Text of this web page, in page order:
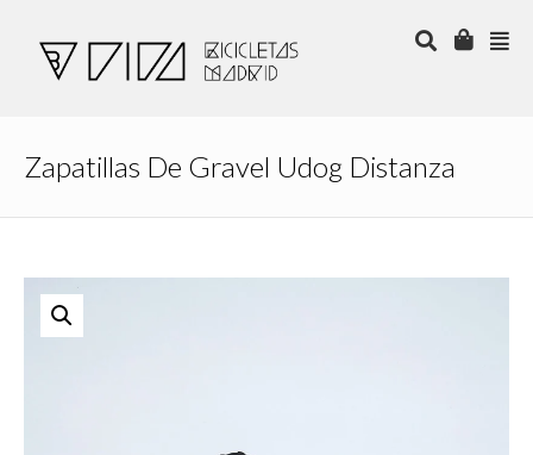
Zapatillas De Gravel Udog Distanza